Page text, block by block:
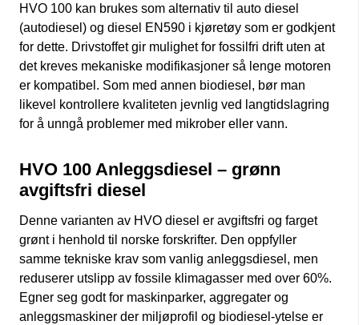
HVO 100 kan brukes som alternativ til auto diesel
(autodiesel) og diesel EN590 i kjøretøy som er godkjent
for dette. Drivstoffet gir mulighet for fossilfri drift uten at
det kreves mekaniske modifikasjoner så lenge motoren
er kompatibel. Som med annen biodiesel, bør man
likevel kontrollere kvaliteten jevnlig ved langtidslagring
for å unngå problemer med mikrober eller vann.
HVO 100 Anleggsdiesel – grønn
avgiftsfri diesel
Denne varianten av HVO diesel er avgiftsfri og farget
grønt i henhold til norske forskrifter. Den oppfyller
samme tekniske krav som vanlig anleggsdiesel, men
reduserer utslipp av fossile klimagasser med over 60%.
Egner seg godt for maskinparker, aggregater og
anleggsmaskiner der miljøprofil og biodiesel-ytelse er